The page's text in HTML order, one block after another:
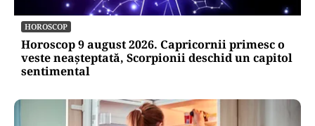
HOROSCOP
Horoscop 9 august 2026. Capricornii primesc o
veste neașteptată, Scorpionii deschid un capitol
sentimental